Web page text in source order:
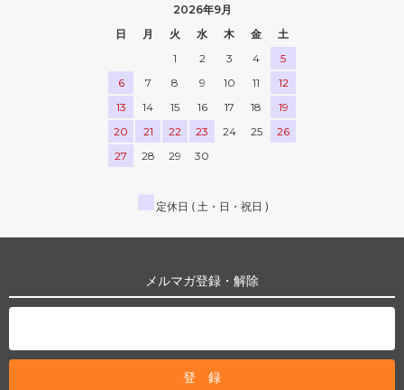
2026年9月
日
月 火 水 木 金
土
1
2 3 4
5
6
7 8 9 10 11
12
13
14 15 16 17 18
19
20
21 22 23 24 25
26
27
28 29 30
■ 定休日 ( 土・日・祝日 )
メルマガ登録・解除